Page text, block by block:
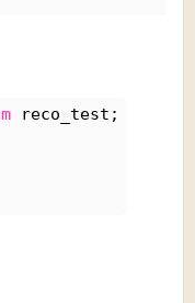
reco_test;